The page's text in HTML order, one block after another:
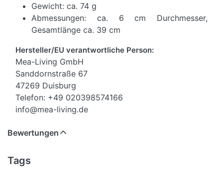
Gewicht: ca. 74 g
Abmessungen: ca. 6 cm Durchmesser,
Gesamtlänge ca. 39 cm
Hersteller/EU verantwortliche Person:
Mea-Living GmbH
Sanddornstraße 67
47269 Duisburg
Telefon: +49 020398574166
info@mea-living.de
Bewertungen
Tags